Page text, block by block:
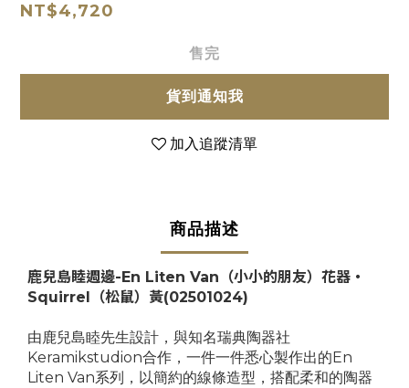
NT$4,720
售完
貨到通知我
加入追蹤清單
商品描述
鹿兒島睦週邊-En Liten Van（小小的朋友）花器・
Squirrel（松鼠）黃(02501024)
由鹿兒島睦先生設計，與知名瑞典陶器社
Keramikstudion合作，一件一件悉心製作出的En
Liten Van系列，以簡約的線條造型，搭配柔和的陶器